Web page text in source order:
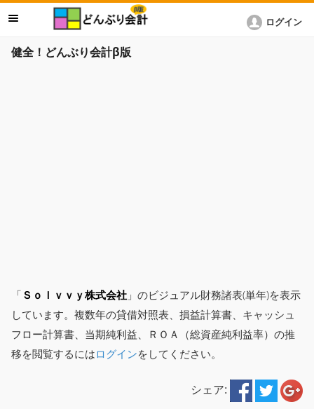
健全！どんぶり会計β版
ログイン
「Ｓｏｌｖｖｙ株式会社 」のビジュアル財務諸表(単年)を表示
しています。複数年の貸借対照表、損益計算書、キャッシュ
フロー計算書、当期純利益、ＲＯＡ（総資産純利益率）の推
移を閲覧するにはログインをしてください。
シェア: